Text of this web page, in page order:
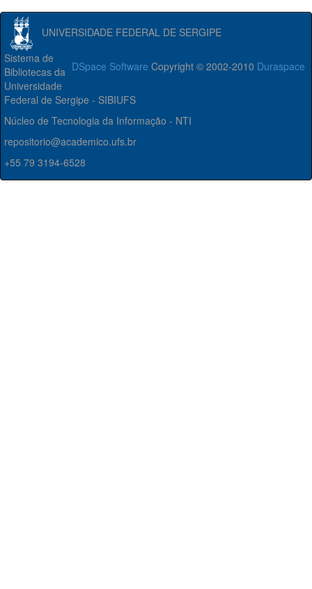
UNIVERSIDADE FEDERAL DE SERGIPE
DSpace Software Copyright © 2002-2010 Duraspace
Sistema de
Bibliotecas da
Universidade
Federal de Sergipe - SIBIUFS
Núcleo de Tecnologia da Informação - NTI
repositorio@academico.ufs.br
+55 79 3194-6528